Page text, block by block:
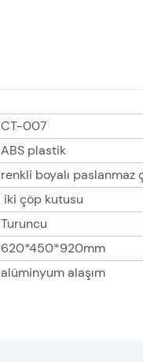
CT-007
ABS plastik
renkli boyalı paslanmaz
iki çöp kutusu
Turuncu
620*450*920mm
alüminyum alaşım